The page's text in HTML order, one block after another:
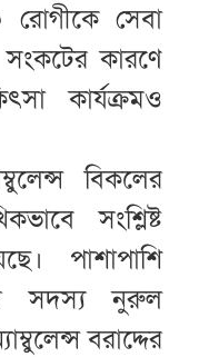
সেবা
কারণে
কার্যক্রমও
বিকলের
সংশ্লিষ্ট
পাশাপাশি
সদস্য নুরুল
বরাদ্দের